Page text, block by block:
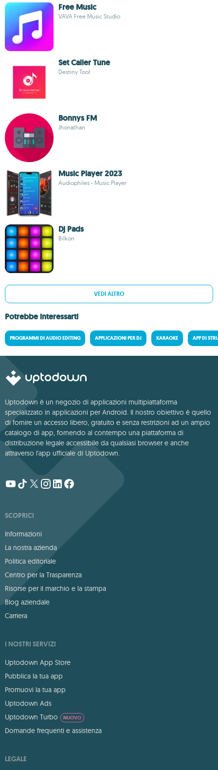
Free Music
VAVA Free Music Studio
Set Caller Tune
Destiny Tool
Bonnys FM
Jhonathan
Music Player 2023
Audiophiles - Music Player
Dj Pads
Bilkon
VEDI ALTRO
Potrebbe interessarti
PROGRAMMI DI AUDIO EDITING APPLICAZIONI PER DJ KARAOKE APP DI
Uptodown è un negozio di applicazioni multipiattaforma
specializzato in applicazioni per Android. Il nostro obiettivo è quello
di fornire un accesso libero, gratuito e senza restrizioni ad un ampio
catalogo di app, fornendo al contempo una piattaforma di
distribuzione legale accessibile da qualsiasi browser e anche
attraverso l'app ufficiale di Uptodown.
SCOPRICI
Informazioni
La nostra azienda
Politica editoriale
Centro per la Trasparenza
Risorse per il marchio e la stampa
Blog aziendale
Carriera
I NOSTRI SERVIZI
Uptodown App Store
Pubblica la tua app
Promuovi la tua app
Uptodown Ads
Uptodown Turbo
NUOVO
Domande frequenti e assistenza
LEGALE